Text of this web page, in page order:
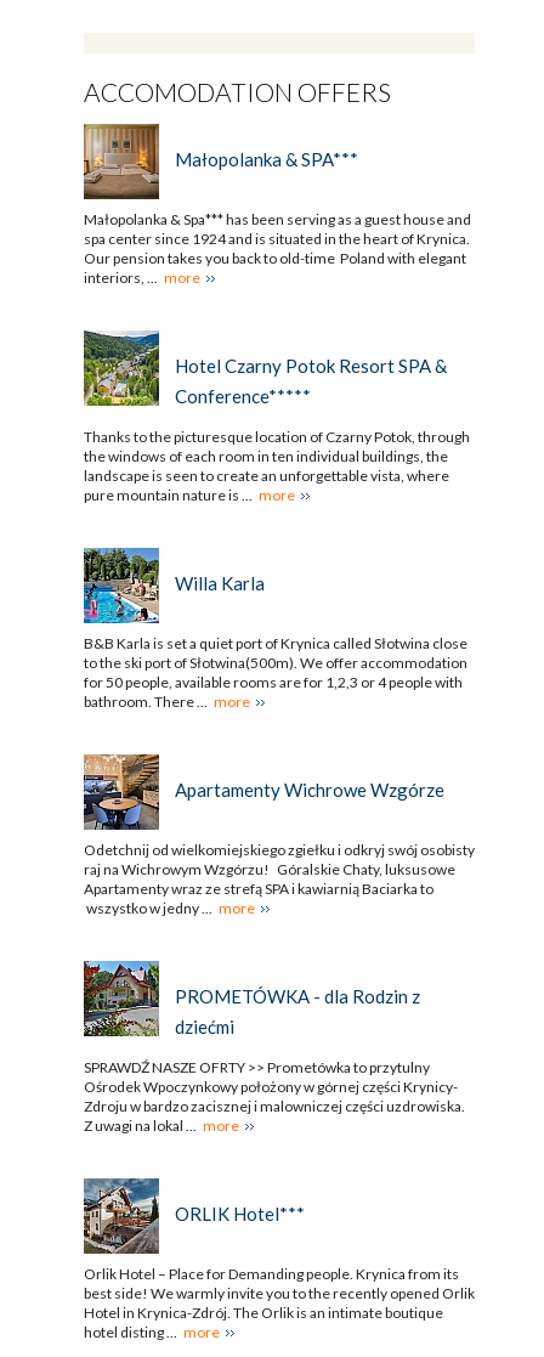
ACCOMODATION OFFERS
Małopolanka & SPA***
Małopolanka & Spa*** has been serving as a guest house and
spa center since 1924 and is situated in the heart of Krynica.
Our pension takes you back to old-time Poland with elegant
interiors, ... more
Hotel Czarny Potok Resort SPA &
Conference*****
Thanks to the picturesque location of Czarny Potok, through
the windows of each room in ten individual buildings, the
landscape is seen to create an unforgettable vista, where
pure mountain nature is ... more
Willa Karla
B&B Karla is set a quiet port of Krynica called Słotwina close
to the ski port of Słotwina(500m). We offer accommodation
for 50 people, available rooms are for 1,2,3 or 4 people with
bathroom. There ... more
Apartamenty Wichrowe Wzgórze
Odetchnij od wielkomiejskiego zgiełku i odkryj swój osobisty
raj na Wichrowym Wzgórzu! Góralskie Chaty, luksusowe
Apartamenty wraz ze strefą SPA i kawiarnią Baciarka to
wszystko w jedny ... more
PROMETÓWKA - dla Rodzin z
dziećmi
SPRAWDŹ NASZE OFRTY >> Prometówka to przytulny
Ośrodek Wpoczynkowy położony w górnej części Krynicy-
Zdroju w bardzo zacisznej i malowniczej części uzdrowiska.
Z uwagi na lokal ... more
ORLIK Hotel***
Orlik Hotel – Place for Demanding people. Krynica from its
best side! We warmly invite you to the recently opened Orlik
Hotel in Krynica-Zdrój. The Orlik is an intimate boutique
hotel disting ... more